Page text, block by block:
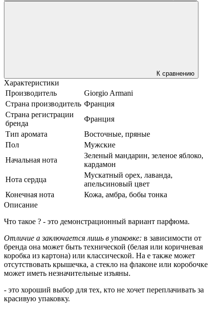
К сравнению
Характеристики
Производитель
Giorgio Armani
Страна производитель Франция
Страна регистрации
бренда
Франция
Тип аромата
Восточные, пряные
Пол
Мужские
Начальная нота
Зеленый мандарин, зеленое яблоко,
кардамон
Нота сердца
Мускатный орех, лаванда,
апельсиновый цвет
Конечная нота
Кожа, амбра, бобы тонка
Описание
Что такое ? - это демонстрационный вариант парфюма.
Отличие а заключается лишь в упаковке: в зависимости от
бренда она может быть технической (белая или коричневая
коробка из картона) или классической. На е также может
отсутствовать крышечка, а стекло на флаконе или коробочке
может иметь незначительные изъяны.
- это хороший выбор для тех, кто не хочет переплачивать за
красивую упаковку.